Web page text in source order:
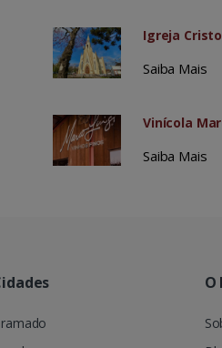
Igreja
Saiba Mais
Vinícola
Saiba Mais
O